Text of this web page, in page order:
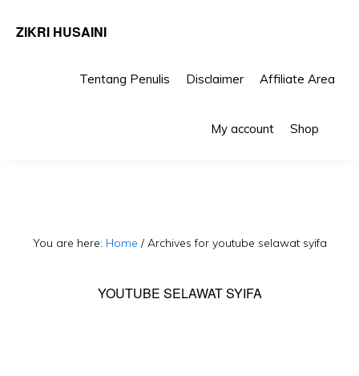
ZIKRI HUSAINI
Tentang Penulis Disclaimer Affiliate Area
My account Shop
You are here: Home /Archives for youtube selawat syifa
YOUTUBE SELAWAT SYIFA